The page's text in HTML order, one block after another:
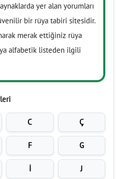
yer alan yorumları
bir rüya tabiri sitesidir.
merak ettiğiniz rüya
alfabetik listeden ilgili
C Ç
F G
İ J